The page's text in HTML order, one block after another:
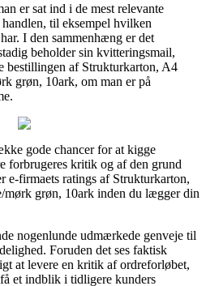
er sat ind i de mest relevante
til eksempel hvilken
I den sammenhæng er det
beholder sin kvitteringsmail,
bestillingen af Strukturkarton, A4
grøn, 10ark, om man er på
gode chancer for at kigge
forbrugeres kritik og af den grund
e-firmaets ratings af Strukturkarton,
grøn, 10ark inden du lægger din
nogenlunde udmærkede genveje til
Foruden det ses faktisk
at levere en kritik af ordreforløbet,
et indblik i tidligere kunders